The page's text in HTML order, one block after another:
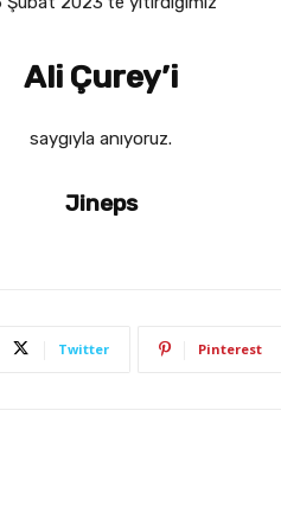
Ali Çurey’i
saygıyla anıyoruz.
Jineps
Twitter Pinterest